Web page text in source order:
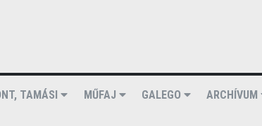
TAMÁSI MŰFAJ GALEGO ARCHÍVUM